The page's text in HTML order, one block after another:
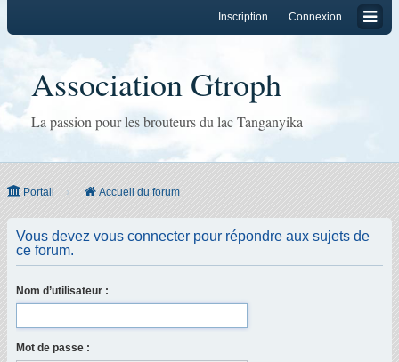
Connexion
Inscription
Association Gtroph
La passion pour les brouteurs du lac Tanganyika
Portail Accueil du forum
Vous devez vous connecter pour répondre aux sujets de
ce forum.
Nom d’utilisateur :
Mot de passe :